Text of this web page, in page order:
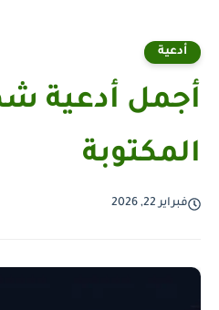
أدعية
أجمل أدعية
المكتوبة
فبراير 22, 2026